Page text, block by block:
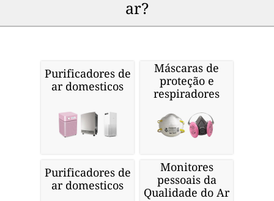
ar?
Purificadores de
ar domesticos
Máscaras de
proteção e
respiradores
Purificadores de
ar domesticos
Monitores
pessoais da
Qualidade do Ar